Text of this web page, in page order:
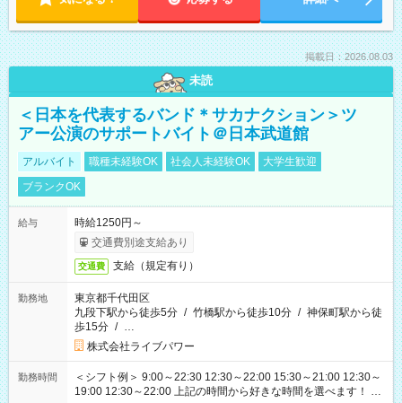
掲載日：2026.08.03
未読
＜日本を代表するバンド＊サカナクション＞ツ
アー公演のサポートバイト＠日本武道館
アルバイト 職種未経験OK 社会人未経験OK
大学生歓迎
ブランクOK
給与
時給1250円～
交通費別途支給あり
交通費 支給（規定有り）
勤務地
東京都千代田区
九段下駅から徒歩5分 / 竹橋駅から徒歩10分 / 神保町駅から徒
歩15分 / …
株式会社ライブパワー
勤務時間
＜シフト例＞ 9:00～22:30 12:30～22:00 15:30～21:00 12:30～
19:00 12:30～22:00 上記の時間から好きな時間を選べます！ ※